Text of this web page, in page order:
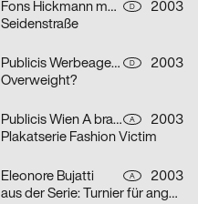
Fons Hickmann m23 D
2003
Seidenstraße
Publicis Werbeagentur GmbH D
2003
Overweight?
Publicis Wien A brand of Publicis Group Austria A
2003
Plakatserie Fashion Victim
Eleonore Bujatti A
2003
aus der Serie: Turnier für angewandten Fussball 3